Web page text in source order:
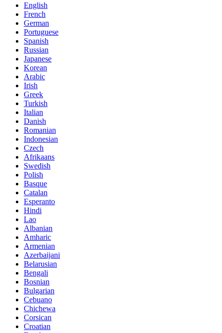
English
French
German
Portuguese
Spanish
Russian
Japanese
Korean
Arabic
Irish
Greek
Turkish
Italian
Danish
Romanian
Indonesian
Czech
Afrikaans
Swedish
Polish
Basque
Catalan
Esperanto
Hindi
Lao
Albanian
Amharic
Armenian
Azerbaijani
Belarusian
Bengali
Bosnian
Bulgarian
Cebuano
Chichewa
Corsican
Croatian